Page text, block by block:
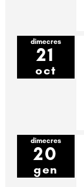
dimecres
21
oct
dimecres
20
gen